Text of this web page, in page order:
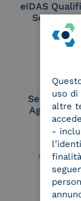
eIDAS
Service
Serviceuso
altre
-